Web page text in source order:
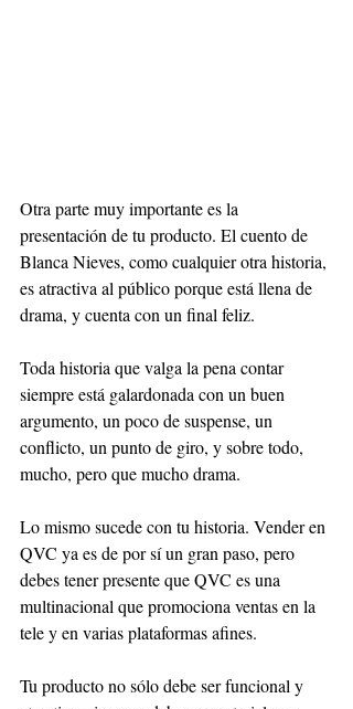
Otra parte muy importante es la
presentación de tu producto. El cuento de
Blanca Nieves, como cualquier otra historia,
es atractiva al público porque está llena de
drama, y cuenta con un final feliz.
Toda historia que valga la pena contar
siempre está galardonada con un buen
argumento, un poco de suspense, un
conflicto, un punto de giro, y sobre todo,
mucho, pero que mucho drama.
Lo mismo sucede con tu historia. Vender en
QVC ya es de por sí un gran paso, pero
debes tener presente que QVC es una
multinacional que promociona ventas en la
tele y en varias plataformas afines.
Tu producto no sólo debe ser funcional y